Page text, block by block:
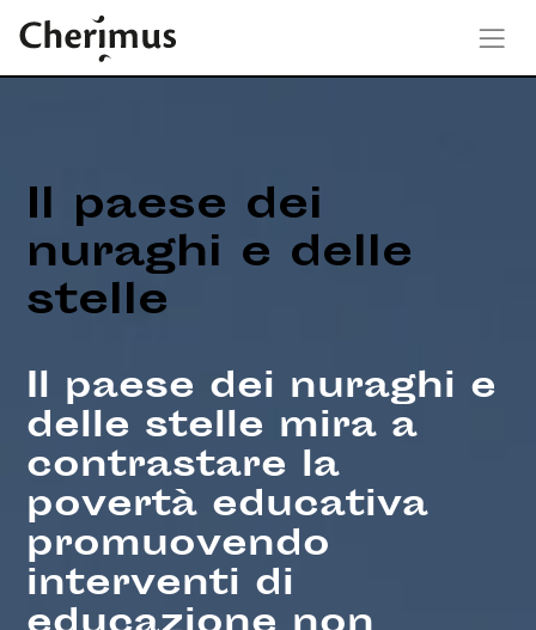
Il paese dei
nuraghi e delle
stelle
Il paese dei nuraghi e
delle stelle mira a
contrastare la
povertà educativa
promuovendo
interventi di